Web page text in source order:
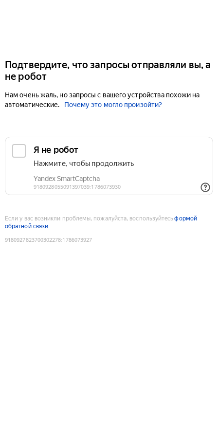
Подтвердите, что запросы отправляли вы, а
не робот
Нам очень жаль, но запросы с вашего устройства похожи на
автоматические.
Почему это могло произойти?
Если у вас возникли проблемы, пожалуйста, воспользуйтесьформой
обратной связи
9180927823700302278:1786073927